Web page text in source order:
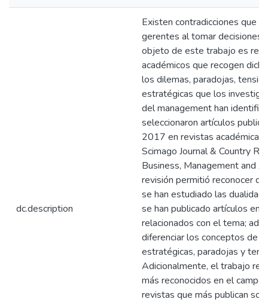
dc.description
Existen contradicciones que
gerentes al tomar decisiones
objeto de este trabajo es
académicos que recogen
los dilemas, paradojas,
estratégicas que los
del management han
seleccionaron artículos
2017 en revistas académicas
Scimago Journal & Country
Business, Management and
revisión permitió reconocer
se han estudiado las
se han publicado artículos en
relacionados con el tema;
diferenciar los conceptos de
estratégicas, paradojas y
Adicionalmente, el trabajo
más reconocidos en el
revistas que más publican